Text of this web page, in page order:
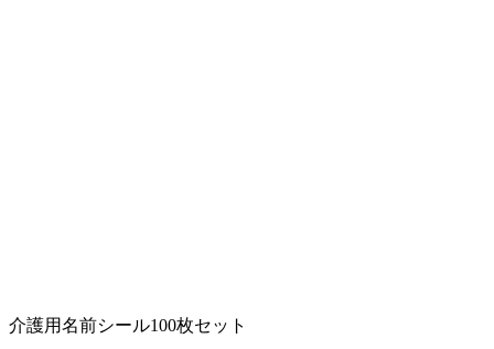
介護用名前シール100枚セット